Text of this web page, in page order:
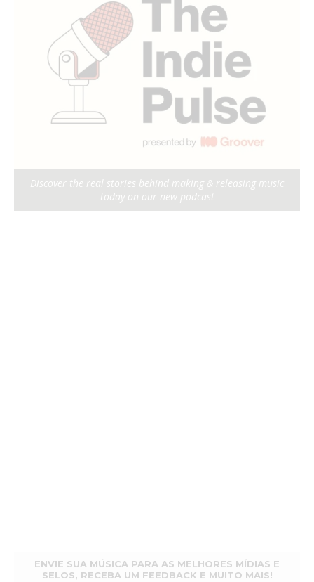
Discover the real stories behind making & releasing music
today on our new podcast
ENVIE SUA MÚSICA PARA AS MELHORES MÍDIAS E
SELOS, RECEBA UM FEEDBACK E MUITO MAIS!